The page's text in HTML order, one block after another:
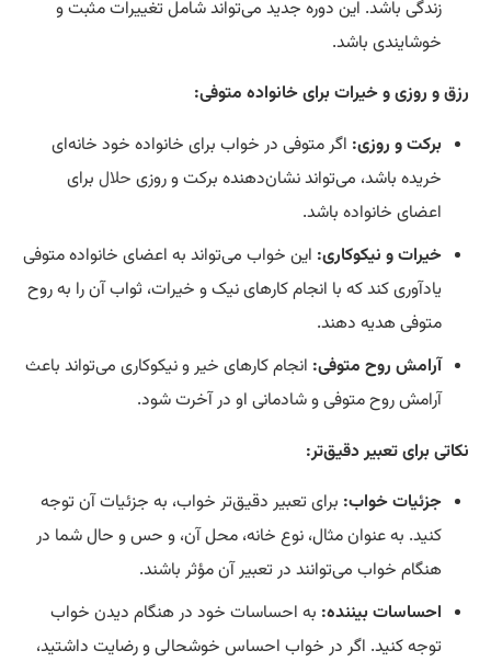
زندگی باشد. این دوره جدید می‌تواند شامل تغییرات مثبت و
خوشایندی باشد.
رزق و روزی و خیرات برای خانواده متوفی:
برکت و روزی: اگر متوفی در خواب برای خانواده خود خانه‌ای
خریده باشد، می‌تواند نشان‌دهنده برکت و روزی حلال برای
اعضای خانواده باشد.
خیرات و نیکوکاری: این خواب می‌تواند به اعضای خانواده متوفی
یادآوری کند که با انجام کارهای نیک و خیرات، ثواب آن را به روح
متوفی هدیه دهند.
آرامش روح متوفی: انجام کارهای خیر و نیکوکاری می‌تواند باعث
آرامش روح متوفی و شادمانی او در آخرت شود.
نکاتی برای تعبیر دقیق‌تر:
جزئیات خواب: برای تعبیر دقیق‌تر خواب، به جزئیات آن توجه
کنید. به عنوان مثال، نوع خانه، محل آن، و حس و حال شما در
هنگام خواب می‌توانند در تعبیر آن مؤثر باشند.
احساسات بیننده: به احساسات خود در هنگام دیدن خواب
توجه کنید. اگر در خواب احساس خوشحالی و رضایت داشتید،